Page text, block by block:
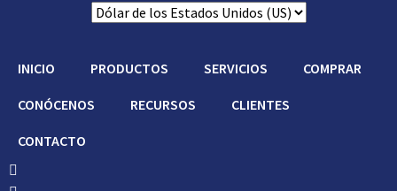
INICIO PRODUCTOS SERVICIOS COMPRAR
CONÓCENOS RECURSOS CLIENTES
CONTACTO